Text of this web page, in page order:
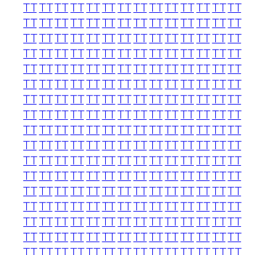
TTTTTTTTTTTTTTTTTTTTTTTTTTTT
TTTTTTTTTTTTTTTTTTTTTTTTTTTT
TTTTTTTTTTTTTTTTTTTTTTTTTTTT
TTTTTTTTTTTTTTTTTTTTTTTTTTTT
TTTTTTTTTTTTTTTTTTTTTTTTTTTT
TTTTTTTTTTTTTTTTTTTTTTTTTTTT
TTTTTTTTTTTTTTTTTTTTTTTTTTTT
TTTTTTTTTTTTTTTTTTTTTTTTTTTT
TTTTTTTTTTTTTTTTTTTTTTTTTTTT
TTTTTTTTTTTTTTTTTTTTTTTTTTTT
TTTTTTTTTTTTTTTTTTTTTTTTTTTT
TTTTTTTTTTTTTTTTTTTTTTTTTTTT
TTTTTTTTTTTTTTTTTTTTTTTTTTTT
TTTTTTTTTTTTTTTTTTTTTTTTTTTT
TTTTTTTTTTTTTTTTTTTTTTTTTTTT
TTTTTTTTTTTTTTTTTTTTTTTTTTTT